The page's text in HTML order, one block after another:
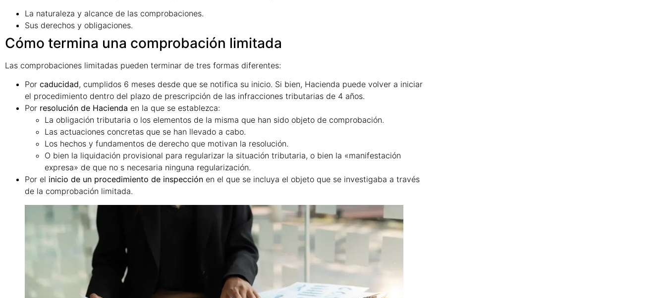
La naturaleza y alcance de las comprobaciones.
Sus derechos y obligaciones.
Cómo termina una comprobación limitada
Las comprobaciones limitadas pueden terminar de tres formas diferentes:
Por caducidad, cumplidos 6 meses desde que se notifica su inicio. Si bien, Hacienda puede volver a iniciar
el procedimiento dentro del plazo de prescripción de las infracciones tributarias de 4 años.
Por resolución de Hacienda en la que se establezca:
La obligación tributaria o los elementos de la misma que han sido objeto de comprobación.
Las actuaciones concretas que se han llevado a cabo.
Los hechos y fundamentos de derecho que motivan la resolución.
O bien la liquidación provisional para regularizar la situación tributaria, o bien la «manifestación
expresa» de que no s necesaria ninguna regularización.
Por el inicio de un procedimiento de inspección en el que se incluya el objeto que se investigaba a través
de la comprobación limitada.